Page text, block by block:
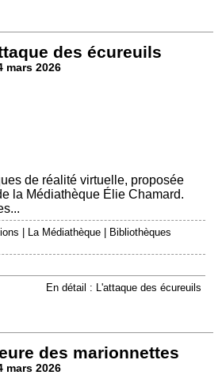
des écureuils
mars 2026
de réalité virtuelle, proposée
la Médiathèque Élie Chamard.
La Médiathèque
Bibliothèques
En détail : L'attaque des écureuils
des marionnettes
mars 2026